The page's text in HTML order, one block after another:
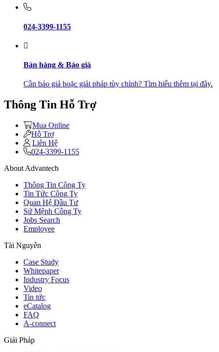
024-3399-1155
Bán hàng & Báo giá
Cần báo giá hoặc giải pháp tùy chỉnh? Tìm hiểu thêm tại đây.
Thông Tin Hỗ Trợ
Mua Online
Hỗ Trợ
Liên Hệ
024-3399-1155
About Advantech
Thông Tin Công Ty
Tin Tức Công Ty
Quan Hệ Đầu Tư
Sứ Mệnh Công Ty
Jobs Search
Employee
Tài Nguyên
Case Study
Whitepaper
Industry Focus
Video
Tin tức
eCatalog
FAQ
A-connect
Giải Pháp